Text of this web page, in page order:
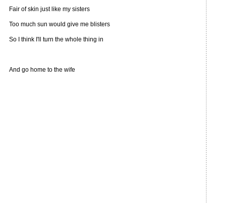
Fair of skin just like my sisters
Too much sun would give me blisters
So I think I'll turn the whole thing in
And go home to the wife